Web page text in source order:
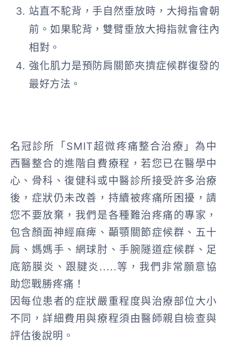
站直不駝背，手自然垂放時，大拇指會朝
前。如果駝背，雙臂垂放大拇指就會往內
相對。
強化肌力是預防肩關節夾擠症候群復發的
最好方法。
名冠診所「SMIT超微疼痛整合治療」為中
西醫整合的進階自費療程，若您已在醫學中
心、骨科、復健科或中醫診所接受許多治療
後，症狀仍未改善，持續被疼痛所困擾，請
您不要放棄，我們是各種難治疼痛的專家，
包含顏面神經麻痺、顳顎關節症候群、五十
肩、媽媽手、網球肘、手腕隧道症候群、足
底筋膜炎、跟腱炎.....等，我們非常願意協
助您戰勝疼痛！
因每位患者的症狀嚴重程度與治療部位大小
不同，詳細費用與療程須由醫師親自檢查與
評估後說明。